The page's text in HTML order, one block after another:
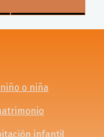
o niña
infantil